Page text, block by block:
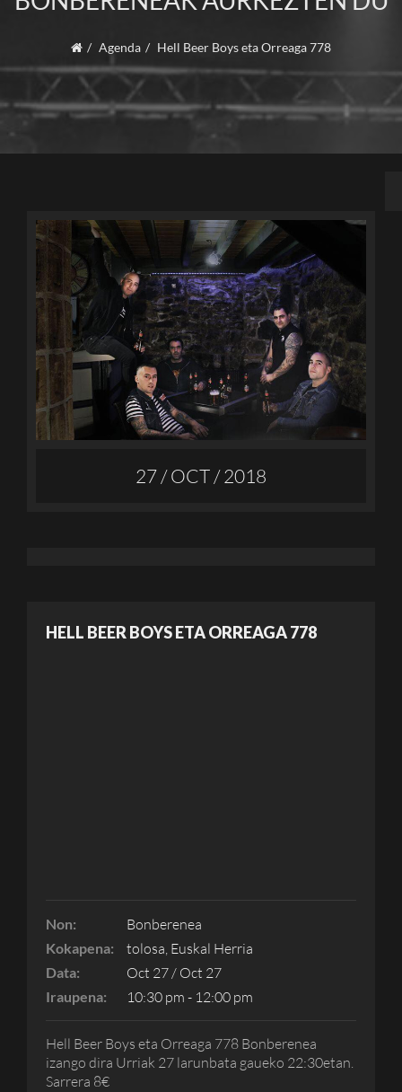
Agenda Hell Beer Boys eta Orreaga 778
27 / OCT / 2018
HELL BEER BOYS ETA ORREAGA 778
Non: Bonberenea
Kokapena: tolosa, Euskal Herria
Data: Oct 27 / Oct 27
Iraupena: 10:30 pm - 12:00 pm
Hell Beer Boys eta Orreaga 778 Bonberenea
izango dira Urriak 27 larunbata gaueko 22:30etan.
Sarrera 8€